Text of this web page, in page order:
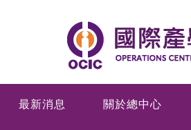
最新消息 關於總中心